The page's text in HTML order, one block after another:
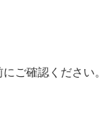
ご確認ください。